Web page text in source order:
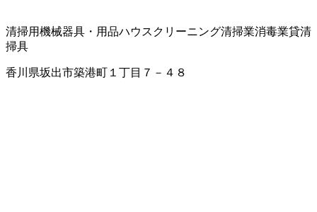
清掃用機械器具・用品ハウスクリーニング清掃業消毒業貸清
掃具
香川県坂出市築港町１丁目７－４８